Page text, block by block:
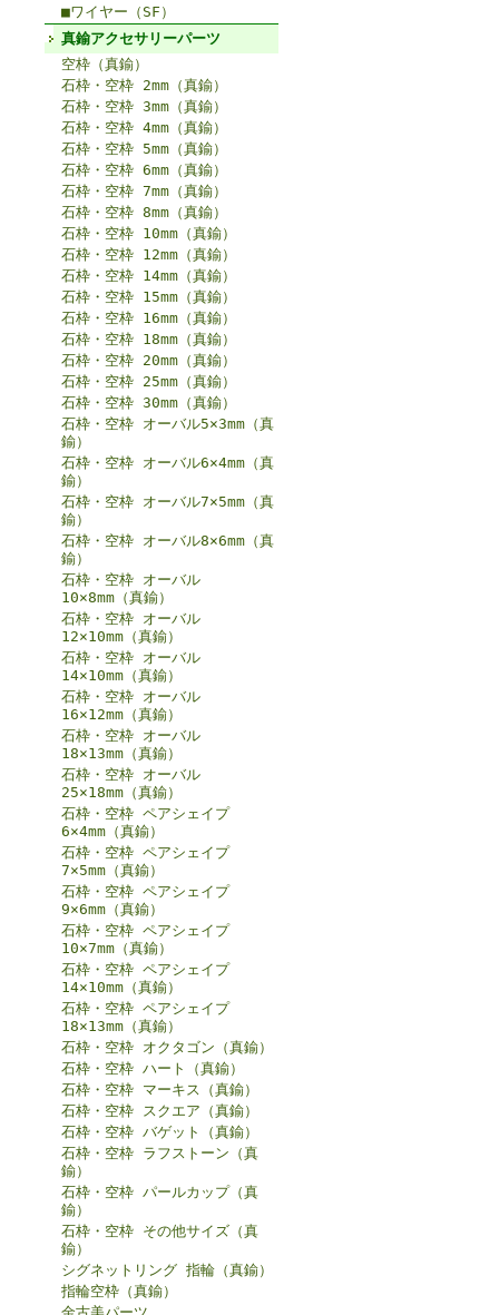
■ワイヤー（SF）
真鍮アクセサリーパーツ
空枠（真鍮）
石枠・空枠 2mm（真鍮）
石枠・空枠 3mm（真鍮）
石枠・空枠 4mm（真鍮）
石枠・空枠 5mm（真鍮）
石枠・空枠 6mm（真鍮）
石枠・空枠 7mm（真鍮）
石枠・空枠 8mm（真鍮）
石枠・空枠 10mm（真鍮）
石枠・空枠 12mm（真鍮）
石枠・空枠 14mm（真鍮）
石枠・空枠 15mm（真鍮）
石枠・空枠 16mm（真鍮）
石枠・空枠 18mm（真鍮）
石枠・空枠 20mm（真鍮）
石枠・空枠 25mm（真鍮）
石枠・空枠 30mm（真鍮）
石枠・空枠 オーバル5×3mm（真
鍮）
石枠・空枠 オーバル6×4mm（真
鍮）
石枠・空枠 オーバル7×5mm（真
鍮）
石枠・空枠 オーバル8×6mm（真
鍮）
石枠・空枠 オーバル
10×8mm（真鍮）
石枠・空枠 オーバル
12×10mm（真鍮）
石枠・空枠 オーバル
14×10mm（真鍮）
石枠・空枠 オーバル
16×12mm（真鍮）
石枠・空枠 オーバル
18×13mm（真鍮）
石枠・空枠 オーバル
25×18mm（真鍮）
石枠・空枠 ペアシェイプ
6×4mm（真鍮）
石枠・空枠 ペアシェイプ
7×5mm（真鍮）
石枠・空枠 ペアシェイプ
9×6mm（真鍮）
石枠・空枠 ペアシェイプ
10×7mm（真鍮）
石枠・空枠 ペアシェイプ
14×10mm（真鍮）
石枠・空枠 ペアシェイプ
18×13mm（真鍮）
石枠・空枠 オクタゴン（真鍮）
石枠・空枠 ハート（真鍮）
石枠・空枠 マーキス（真鍮）
石枠・空枠 スクエア（真鍮）
石枠・空枠 バゲット（真鍮）
石枠・空枠 ラフストーン（真
鍮）
石枠・空枠 パールカップ（真
鍮）
石枠・空枠 その他サイズ（真
鍮）
シグネットリング 指輪（真鍮）
指輪空枠（真鍮）